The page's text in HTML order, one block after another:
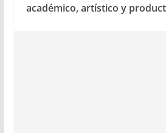
académico, artístico y